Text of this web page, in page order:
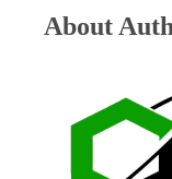
About